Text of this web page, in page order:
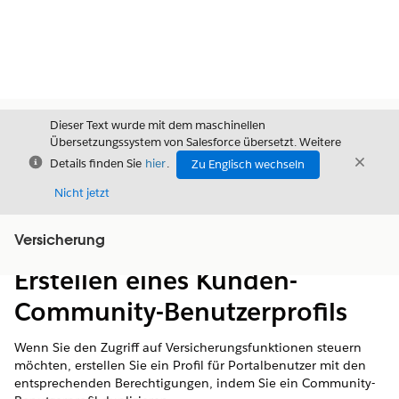
Schließen
Dieser Text wurde mit dem maschinellen
Übersetzungssystem von Salesforce übersetzt. Weitere
Details finden Sie hier.
Zu Englisch wechseln
Nicht jetzt
VersicherungInhalt anzeigen
Inhalt
Erstellen eines Kunden-
Community-Benutzerprofils
Wenn Sie den Zugriff auf Versicherungsfunktionen steuern
möchten, erstellen Sie ein Profil für Portalbenutzer mit den
entsprechenden Berechtigungen, indem Sie ein Community-